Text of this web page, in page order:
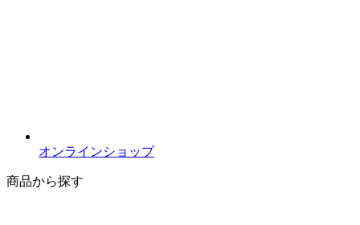
オンラインショップ
商品から探す